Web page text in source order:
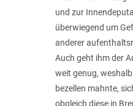
und zur
überwiegend um
anderer
Auch geht ihm der
weit genug,
be­zellen mahnte,
obgleich diese in